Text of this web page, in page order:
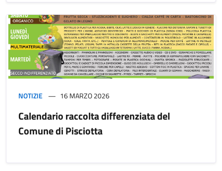
NOTIZIE 16 MARZO 2026
Calendario raccolta differenziata del
Comune di Pisciotta